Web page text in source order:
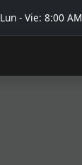
Lun - Vie: 8:00